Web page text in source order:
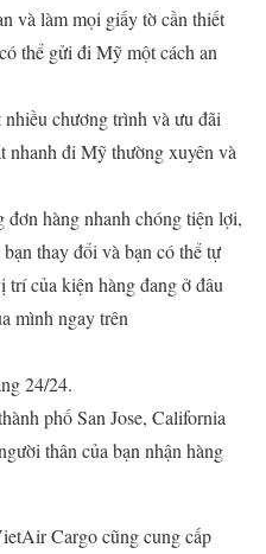
và làm mọi giấy tờ cần thiết
thể gửi đi Mỹ một cách an
chương trình và ưu đãi
nhanh đi Mỹ thường xuyên và
hàng nhanh chóng tiện lợi,
thay đổi và bạn có thể tự
của kiện hàng đang ở đâu
mình ngay trên
24/24.
phố San Jose, California
thân của bạn nhận hàng
Cargo cũng cung cấp